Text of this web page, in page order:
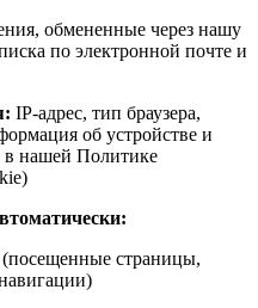
обмененные через нашу
по электронной почте и
IP-адрес, тип браузера,
об устройстве и
в нашей Политике
страницы,